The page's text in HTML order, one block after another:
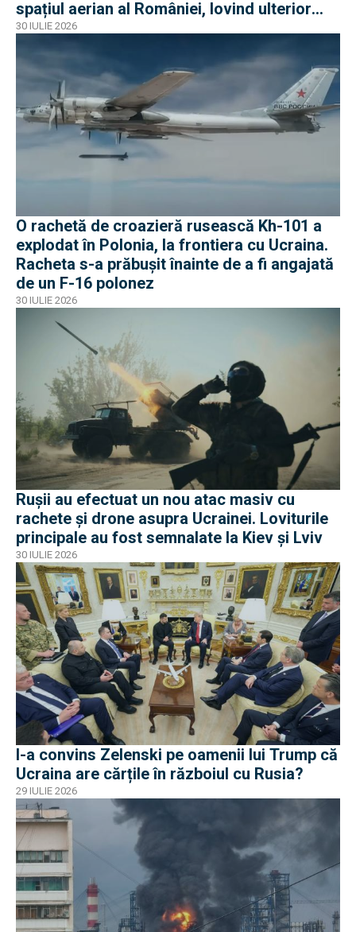
spațiul aerian al României, lovind ulterior
Ucraina
30 IULIE 2026
O rachetă de croazieră rusească Kh-101 a
explodat în Polonia, la frontiera cu Ucraina.
Racheta s-a prăbușit înainte de a fi angajată
de un F-16 polonez
30 IULIE 2026
Rușii au efectuat un nou atac masiv cu
rachete și drone asupra Ucrainei. Loviturile
principale au fost semnalate la Kiev și Lviv
30 IULIE 2026
I-a convins Zelenski pe oamenii lui Trump că
Ucraina are cărțile în războiul cu Rusia?
29 IULIE 2026